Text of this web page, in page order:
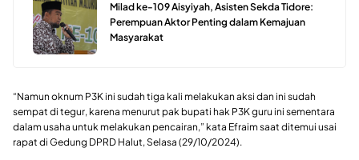
Milad ke-109 Aisyiyah, Asisten Sekda Tidore:
Perempuan Aktor Penting dalam Kemajuan
Masyarakat
“Namun oknum P3K ini sudah tiga kali melakukan aksi dan ini sudah
sempat di tegur, karena menurut pak bupati hak P3K guru ini sementara
dalam usaha untuk melakukan pencairan,” kata Efraim saat ditemui usai
rapat di Gedung DPRD Halut, Selasa (29/10/2024).